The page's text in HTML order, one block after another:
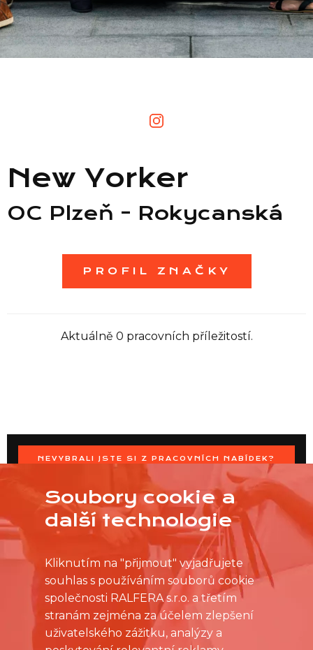
Seznam NC
New Yorker
OC Plzeň - Rokycanská
PROFIL ZNAČKY
Aktuálně 0 pracovních příležitostí.
NEVYBRALI JSTE SI Z PRACOVNÍCH NABÍDEK?
OSLOVTE PRODEJNU PŘÍMO S VAŠIMI ČASOVÝMI
MOŽNOSTMI
Soubory cookie a
další technologie
Kliknutím na "přijmout" vyjadřujete
souhlas s používáním souborů cookie
společnosti RALFERA s.r.o. a třetím
stranám zejména za účelem zlepšení
uživatelského zážitku, analýzy a